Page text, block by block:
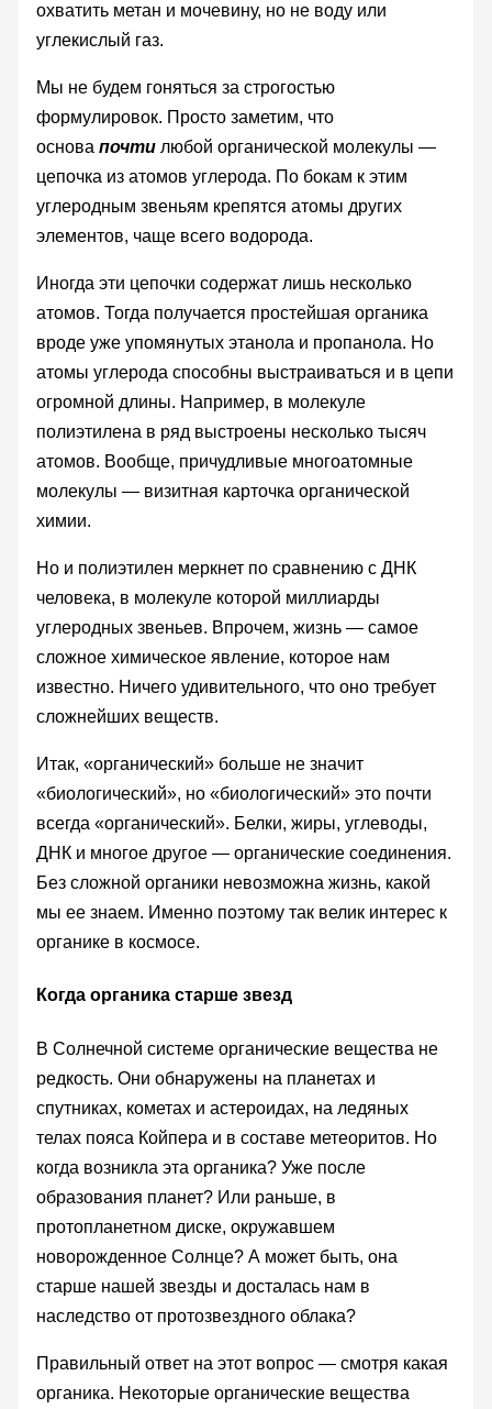
охватить метан и мочевину, но не воду или
углекислый газ.
Мы не будем гоняться за строгостью
формулировок. Просто заметим, что
основа почтилюбой органической молекулы —
цепочка из атомов углерода. По бокам к этим
углеродным звеньям крепятся атомы других
элементов, чаще всего водорода.
Иногда эти цепочки содержат лишь несколько
атомов. Тогда получается простейшая органика
вроде уже упомянутых этанола и пропанола. Но
атомы углерода способны выстраиваться и в цепи
огромной длины. Например, в молекуле
полиэтилена в ряд выстроены несколько тысяч
атомов. Вообще, причудливые многоатомные
молекулы — визитная карточка органической
химии.
Но и полиэтилен меркнет по сравнению с ДНК
человека, в молекуле которой миллиарды
углеродных звеньев. Впрочем, жизнь — самое
сложное химическое явление, которое нам
известно. Ничего удивительного, что оно требует
сложнейших веществ.
Итак, «органический» больше не значит
«биологический», но «биологический» это почти
всегда «органический». Белки, жиры, углеводы,
ДНК и многое другое — органические соединения.
Без сложной органики невозможна жизнь, какой
мы ее знаем. Именно поэтому так велик интерес к
органике в космосе.
Когда органика старше звезд
В Солнечной системе органические вещества не
редкость. Они обнаружены на планетах и
спутниках, кометах и астероидах, на ледяных
телах пояса Койпера и в составе метеоритов. Но
когда возникла эта органика? Уже после
образования планет? Или раньше, в
протопланетном диске, окружавшем
новорожденное Солнце? А может быть, она
старше нашей звезды и досталась нам в
наследство от протозвездного облака?
Правильный ответ на этот вопрос — смотря какая
органика. Некоторые органические вещества